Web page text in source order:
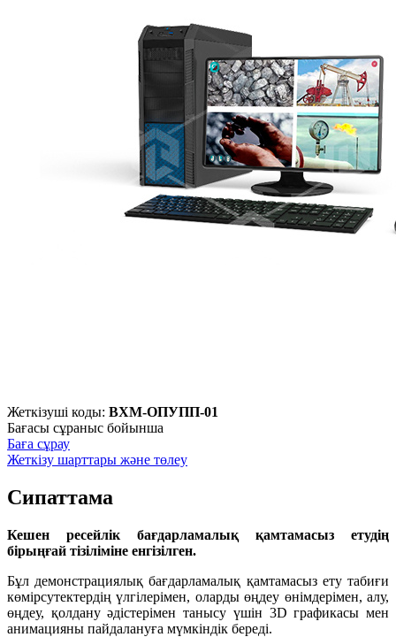
Жеткізуші коды: ВХМ-ОПУПП-01
Бағасы сұраныс бойынша
Баға сұрау
Жеткізу шарттары және төлеу
Сипаттама
Кешен ресейлік бағдарламалық қамтамасыз етудің
бірыңғай тізіліміне енгізілген.
Бұл демонстрациялық бағдарламалық қамтамасыз ету табиғи
көмірсутектердің үлгілерімен, оларды өңдеу өнімдерімен, алу,
өңдеу, қолдану әдістерімен танысу үшін 3D графикасы мен
анимацияны пайдалануға мүмкіндік береді.